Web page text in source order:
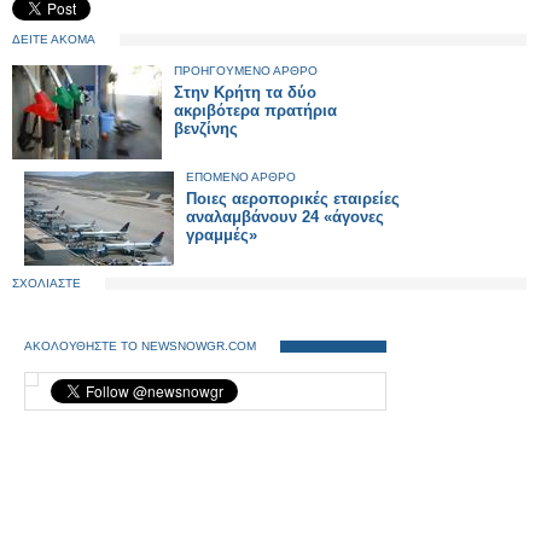
ΔΕΙΤΕ ΑΚΟΜΑ
ΠΡΟΗΓΟΥΜΕΝΟ ΑΡΘΡΟ
Στην Κρήτη τα δύο
ακριβότερα πρατήρια
βενζίνης
ΕΠΟΜΕΝΟ ΑΡΘΡΟ
Ποιες αεροπορικές εταιρείες
αναλαμβάνουν 24 «άγονες
γραμμές»
ΣΧΟΛΙΑΣΤΕ
ΑΚΟΛΟΥΘΗΣΤΕ ΤΟ NEWSNOWGR.COM